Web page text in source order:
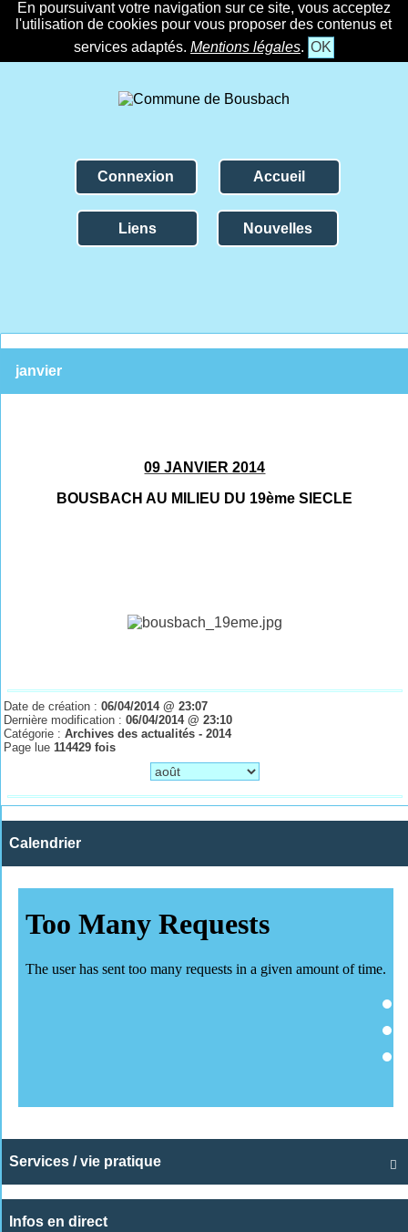
En poursuivant votre navigation sur ce site, vous acceptez
l'utilisation de cookies pour vous proposer des contenus et
services adaptés. Mentions légales. OK
Connexion Accueil
Liens Nouvelles
janvier
09 JANVIER 2014
BOUSBACH AU MILIEU DU 19ème SIECLE
Date de création :06/04/2014 @ 23:07
Dernière modification :06/04/2014 @ 23:10
Catégorie :Archives des actualités - 2014
Page lue 114429 fois
Calendrier

Services / vie pratique
Infos en direct